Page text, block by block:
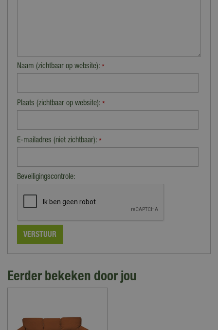
Naam (zichtbaar op website): *
Plaats (zichtbaar op website): *
E-mailadres (niet zichtbaar): *
Beveiligingscontrole:
Eerder bekeken door jou